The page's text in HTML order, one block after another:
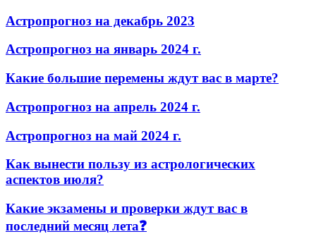
Астропрогноз на декабрь 2023
Астропрогноз на январь 2024 г.
Какие большие перемены ждут вас в марте?
Астропрогноз на апрель 2024 г.
Астропрогноз на май 2024 г.
Как вынести пользу из астрологических
аспектов июля?
Какие экзамены и проверки ждут вас в
последний месяц лета❓